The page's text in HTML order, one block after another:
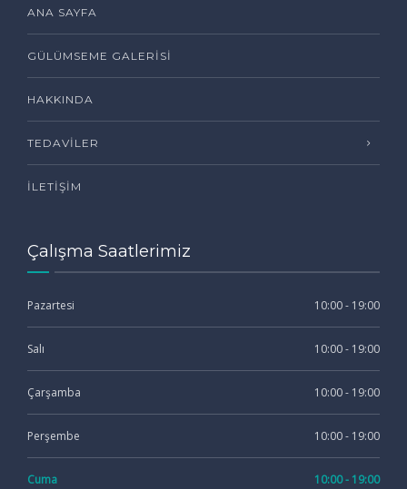
ANA SAYFA
GÜLÜMSEME GALERISI
HAKKINDA
TEDAVILER
İLETIŞIM
Çalışma Saatlerimiz
Pazartesi 10:00 - 19:00
Salı 10:00 - 19:00
Çarşamba 10:00 - 19:00
Perşembe 10:00 - 19:00
Cuma 10:00 - 19:00